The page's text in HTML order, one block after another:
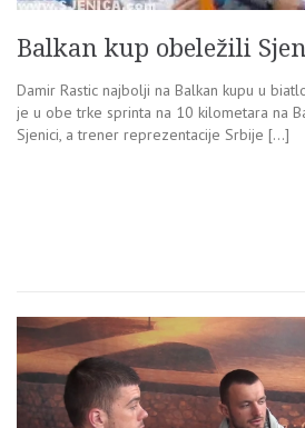
Balkan kup obeležili
Damir Rastic najbolji na Balkan kupu u
je u obe trke sprinta na 10 kilometara na
Sjenici, a trener reprezentacije Srbije […]